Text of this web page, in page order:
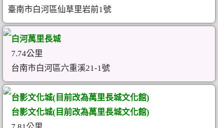
臺南市白河區仙草里岩前1號
白河萬里長城
7.74公里
台南市白河區六重溪21-1號
台影文化城(目前改為萬里長城文化館)
台影文化城(目前改為萬里長城文化館)